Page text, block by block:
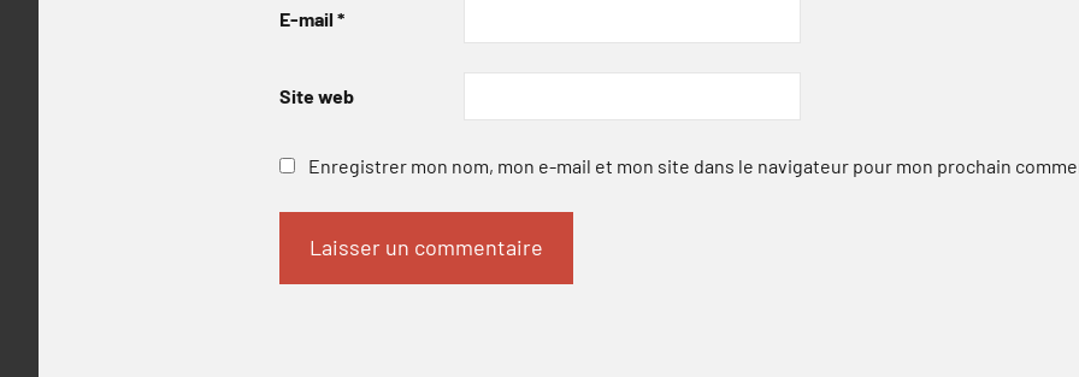
E-mail *
Site web
Enregistrer mon nom, mon e-mail et mon site dans le navigateur pour mon prochain